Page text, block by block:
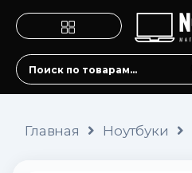
Главная Ноутбуки